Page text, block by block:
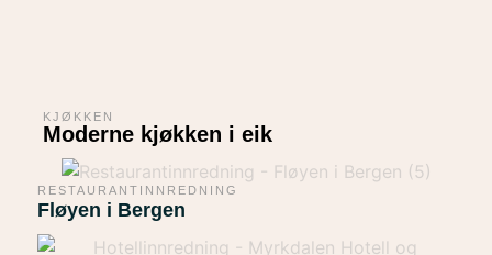
KJØKKEN
Moderne kjøkken i eik
RESTAURANTINNREDNING
Fløyen i Bergen